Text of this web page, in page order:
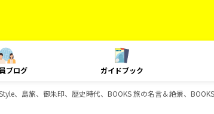
ブログ ガイドブック
、島旅、御朱印、歴史時代、BOOKS 旅の名言＆絶景、